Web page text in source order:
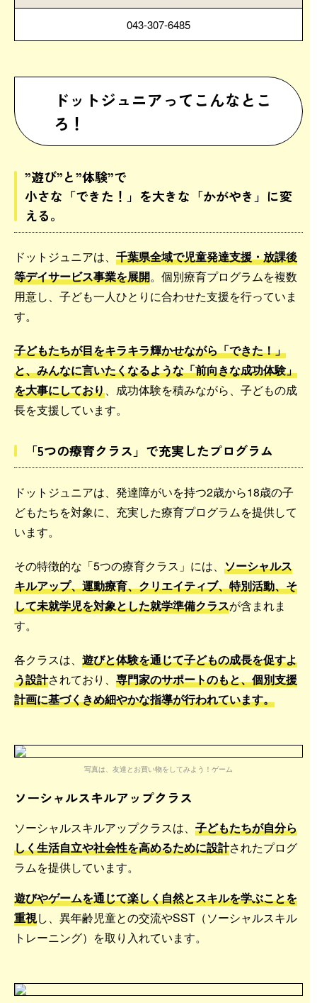
043-307-6485
ドットジュニアってこんなとこ
ろ！
”遊び”と”体験”で
小さな「できた！」を大きな「かがやき」に変
える。
ドットジュニアは、 千葉県全域で児童発達支援・放課後
等デイサービス事業を展開。個別療育プログラムを複数
用意し、子ども一人ひとりに合わせた支援を行っていま
す。
子どもたちが目をキラキラ輝かせながら「できた！」
と、みんなに言いたくなるような「前向きな成功体験」
を大事にしており 、成功体験を積みながら、子どもの成
長を支援しています。
「5つの療育クラス」で充実したプログラム
ドットジュニアは、発達障がいを持つ2歳から18歳の子
どもたちを対象に、充実した療育プログラムを提供して
います。
その特徴的な「5つの療育クラス」には、 ソーシャルス
キルアップ、運動療育、クリエイティブ、特別活動、そ
して未就学児を対象とした就学準備クラスが含まれま
す。
各クラスは、 遊びと体験を通じて子どもの成長を促すよ
う設計されており、 専門家のサポートのもと、個別支援
計画に基づくきめ細やかな指導が行われています。
写真は、友達とお買い物をしてみよう！ゲーム
ソーシャルスキルアップクラス
ソーシャルスキルアップクラスは、 子どもたちが自分ら
しく生活自立や社会性を高めるために設計されたプログ
ラムを提供しています。
遊びやゲームを通じて楽しく自然とスキルを学ぶことを
重視し、異年齢児童との交流やSST（ソーシャルスキル
トレーニング）を取り入れています。